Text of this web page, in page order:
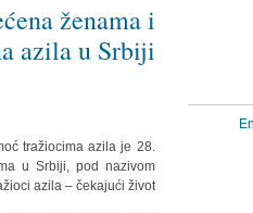
ženama i
azila u Srbiji
tražiocima azila je 28.
u Srbiji, pod nazivom
azila – čekajući život".